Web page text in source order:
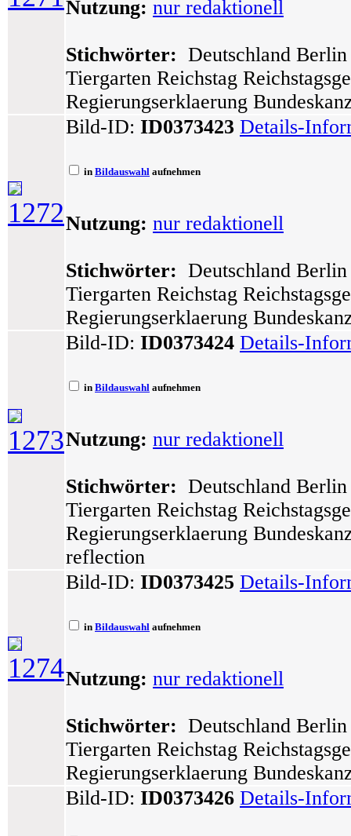
Nutzung: nur redaktionell
Stichwörter: Deutschland
Tiergarten Reichstag
Regierungserklaerung
1272
Bild-ID: ID0373423 Details-
in Bildauswahl aufnehmen
Nutzung: nur redaktionell
Stichwörter: Deutschland
Tiergarten Reichstag
Regierungserklaerung
1273
Bild-ID: ID0373424 Details-
in Bildauswahl aufnehmen
Nutzung: nur redaktionell
Stichwörter: Deutschland
Tiergarten Reichstag
Regierungserklaerung
reflection
1274
Bild-ID: ID0373425 Details-
in Bildauswahl aufnehmen
Nutzung: nur redaktionell
Stichwörter: Deutschland
Tiergarten Reichstag
Regierungserklaerung
Bild-ID: ID0373426 Details-